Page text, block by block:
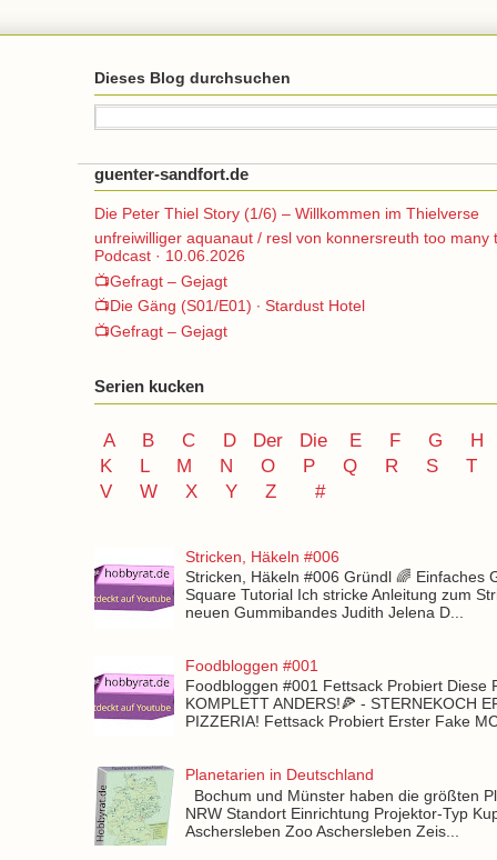
Dieses Blog durchsuchen
guenter-sandfort.de
Die Peter Thiel Story (1/6) – Willkommen im Thielverse
unfreiwilliger aquanaut / resl von konnersreuth too many
Podcast · 10.06.2026
📺Gefragt – Gejagt
📺Die Gäng (S01/E01) ∙ Stardust Hotel
📺Gefragt – Gejagt
Serien kucken
A B C D Der Die E F G
H
K
L M N O P Q R S
T
V
W X Y Z #
Stricken, Häkeln #006
Stricken, Häkeln #006 Gründl 🌈 Einfaches
Square Tutorial Ich stricke Anleitung zum
neuen Gummibandes Judith Jelena D...
Foodbloggen #001
Foodbloggen #001 Fettsack Probiert Diese
KOMPLETT ANDERS!🍕 - STERNEKOCH
PIZZERIA! Fettsack Probiert Erster Fake
Planetarien in Deutschland
Bochum und Münster haben die größten
NRW Standort Einrichtung Projektor-Typ
Aschersleben Zoo Aschersleben Zeis...